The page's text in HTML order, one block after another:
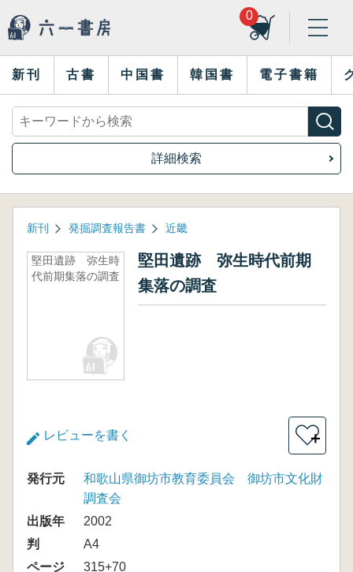
0
新刊 古書 中国書 韓国書 電子書籍
詳細検索
新刊 発掘調査報告書 近畿
堅田遺跡 弥生時
代前期集落の調査
堅田遺跡 弥生時代前期
集落の調査
レビューを書く ＋
発行元
和歌山県御坊市教育委員会 御坊市文化財
調査会
出版年
2002
判
A4
ページ
315+70